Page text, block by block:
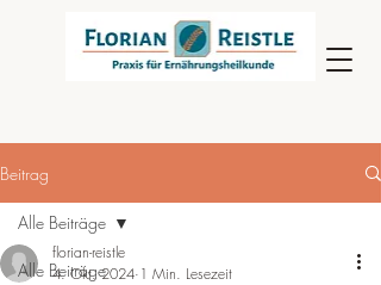
Beitrag
Alle Beiträge
Alle Beiträge
florian-reistle
4. Okt. 2024 1 Min. Lesezeit